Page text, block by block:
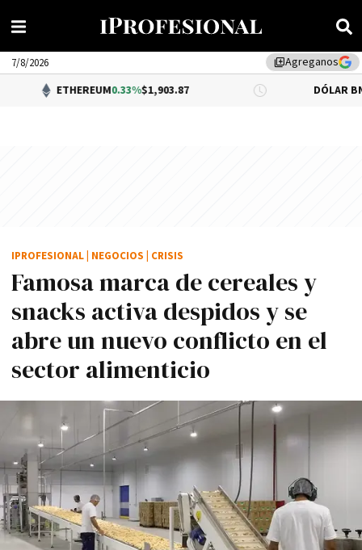
library_addAgreganos
7/8/2026
0.33%$1,903.87 DÓLAR BNA 0.34%
Famosa marca de cereales y
snacks activa despidos y se
abre un nuevo conflicto en el
sector alimenticio
IPROFESIONAL NEGOCIOS CRISIS